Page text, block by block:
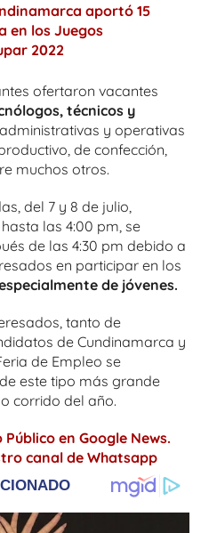
aportó 15
en los Juegos
2022
ofertaron vacantes
técnicos y
administrativas y operativas
de confección,
muchos otros.
del 7 y 8 de julio,
las 4:00 pm, se
de las 4:30 pm debido a
en participar en los
de jóvenes.
tanto de
de Cundinamarca y
de Empleo se
este tipo más grande
corrido del año.
en Google News.
canal de Whatsapp